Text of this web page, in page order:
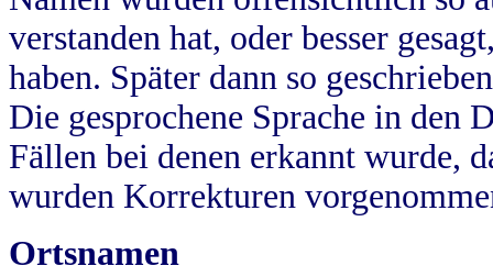
verstanden hat, oder besser
haben. Später dann so
Die gesprochene Sprache in
Fällen bei denen erkannt wurde,
wurden Korrekturen
Ortsnamen